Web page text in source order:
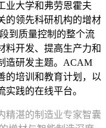
业大学和弗劳恩霍夫
的领先科研机构的增材
到质量控制的整个流
料开发、提高生产力和
造研发主题。ACAM
的培训和教育计划，以
践的在线平台。
精湛的制造业专家智囊